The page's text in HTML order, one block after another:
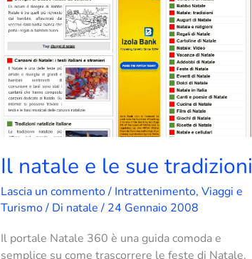
Il natale e le sue tradizioni
Lascia un commento/ Intrattenimento, Viaggi e
Turismo/ Di natale/ 24 Gennaio 2008
Il portale Natale 360 è una guida comoda e
semplice su come trascorrere le feste di Natale.